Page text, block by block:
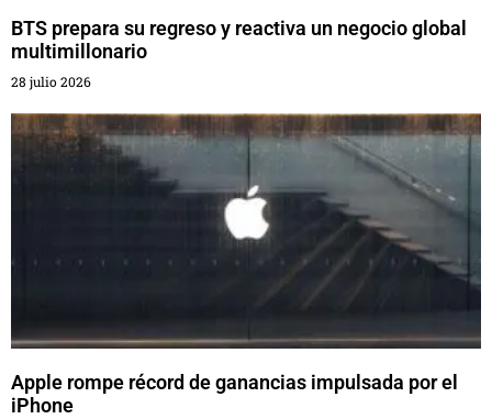
BTS prepara su regreso y reactiva un negocio global
multimillonario
28 julio 2026
Apple rompe récord de ganancias impulsada por el
iPhone